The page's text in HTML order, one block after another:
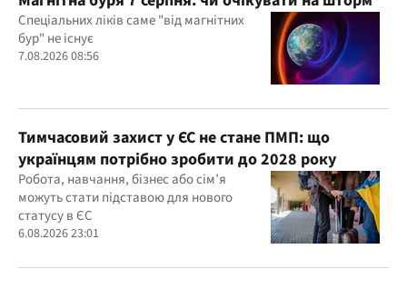
Спеціальних ліків саме "від магнітних
бур" не існує
7.08.2026 08:56
Тимчасовий захист у ЄС не стане ПМП: що
українцям потрібно зробити до 2028 року
Робота, навчання, бізнес або сім’я
можуть стати підставою для нового
статусу в ЄС
6.08.2026 23:01